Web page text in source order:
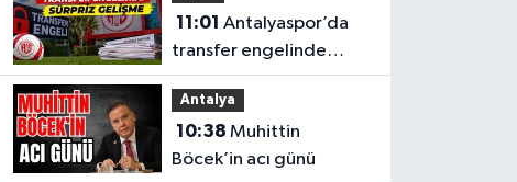
11:01
transfer engelinde
sürpriz gelişme
Antalya
10:38
Böcek’in acı günü